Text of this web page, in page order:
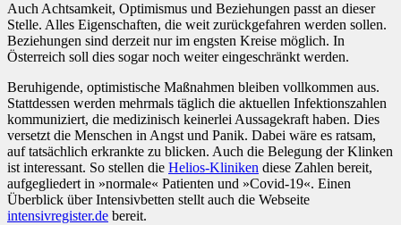
Auch Achtsamkeit, Optimismus und Beziehungen passt an dieser
Stelle. Alles Eigenschaften, die weit zurückgefahren werden sollen.
Beziehungen sind derzeit nur im engsten Kreise möglich. In
Österreich soll dies sogar noch weiter eingeschränkt werden.
Beruhigende, optimistische Maßnahmen bleiben vollkommen aus.
Stattdessen werden mehrmals täglich die aktuellen Infektionszahlen
kommuniziert, die medizinisch keinerlei Aussagekraft haben. Dies
versetzt die Menschen in Angst und Panik. Dabei wäre es ratsam,
auf tatsächlich erkrankte zu blicken. Auch die Belegung der Klinken
ist interessant. So stellen die Helios-Kliniken diese Zahlen bereit,
aufgegliedert in »normale« Patienten und »Covid-19«. Einen
Überblick über Intensivbetten stellt auch die Webseite
intensivregister.de bereit.